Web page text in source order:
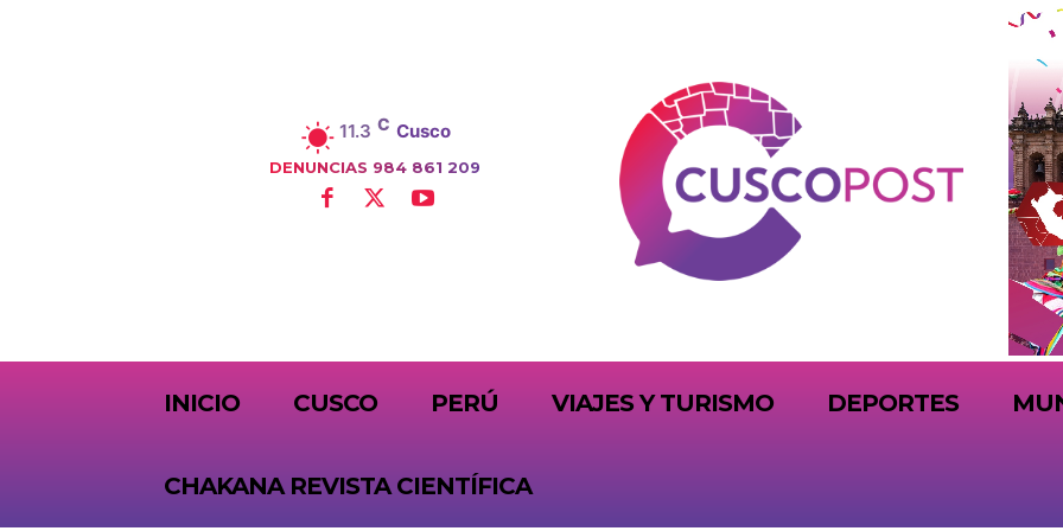
11.3 C Cusco
DENUNCIAS 984 861 209
INICIO CUSCO PERÚ VIAJES Y TURISMO DEPORTES
CHAKANA REVISTA CIENTÍFICA